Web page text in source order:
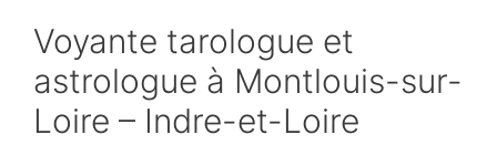
Voyante tarologue et
astrologue à Montlouis-sur-
Loire – Indre-et-Loire